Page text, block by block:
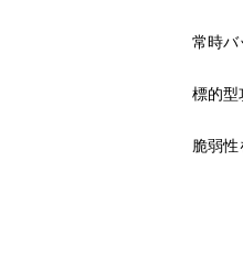
常時バ
標的型
脆弱